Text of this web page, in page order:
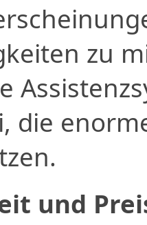
zu
die
und